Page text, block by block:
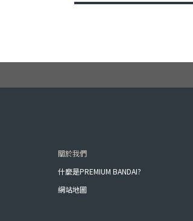
關於我們
什麼是PREMIUM BANDAI?
網站地圖